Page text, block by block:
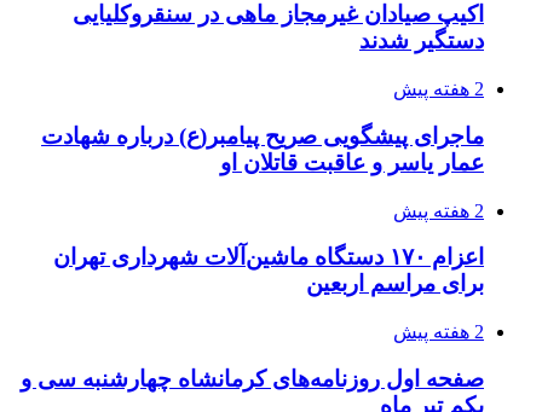
اکیپ صیادان غیرمجاز ماهی در سنقروکلیایی
دستگیر شدند
2 هفته پیش
ماجرای پیشگویی صریح پیامبر(ع) درباره شهادت
عمار یاسر و عاقبت قاتلان او
2 هفته پیش
اعزام ۱۷۰ دستگاه ماشین‌آلات شهرداری تهران
برای مراسم اربعین
2 هفته پیش
صفحه اول روزنامه‌های کرمانشاه چهارشنبه سی و
یکم تیر ماه